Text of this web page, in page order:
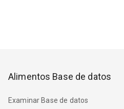
Alimentos Base de datos
Examinar Base de datos